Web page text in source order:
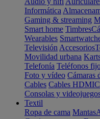
Informática
Gaming & streaming
Smart home Timbres
Wearables
Televisión Accesorios
Movilidad urbana
Telefonía Teléfonos
Foto y vídeo Cámaras
Cables Cables HDMI
Consolas y
Textil
Ropa de cama Mantas